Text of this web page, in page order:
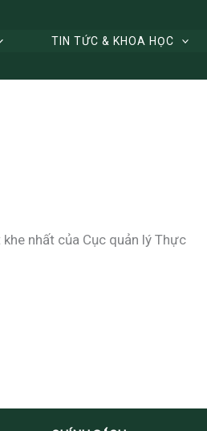
TIN TỨC & KHOA HỌC
nhất của Cục quản lý Thực